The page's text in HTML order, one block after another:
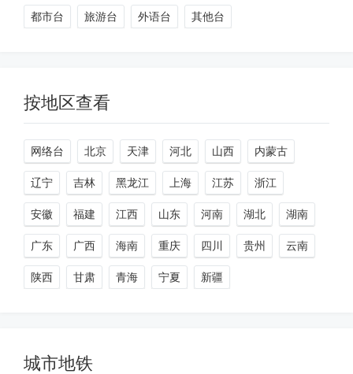
都市台 旅游台 外语台 其他台
按地区查看
网络台 北京 天津 河北 山西 内蒙古
辽宁 吉林 黑龙江 上海 江苏 浙江
安徽 福建 江西 山东 河南 湖北 湖南
广东 广西 海南 重庆 四川 贵州 云南
陕西 甘肃 青海 宁夏 新疆
城市地铁